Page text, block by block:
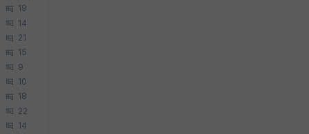
19
14
21
15
9
10
18
22
14